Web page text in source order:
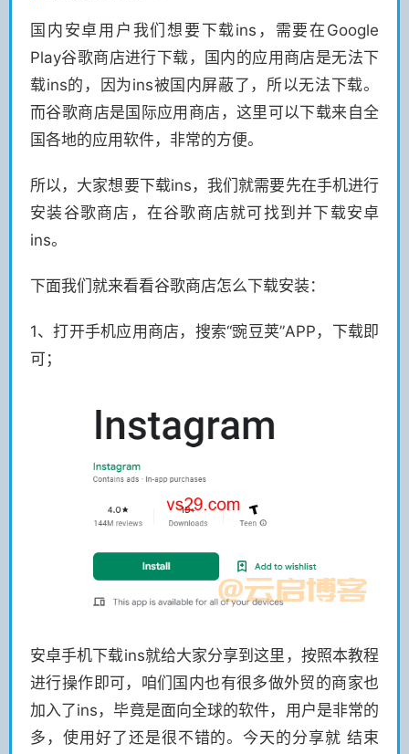
国内安卓用户我们想要下载ins，需要在Google
Play谷歌商店进行下载，国内的应用商店是无法下
载ins的，因为ins被国内屏蔽了，所以无法下载。
而谷歌商店是国际应用商店，这里可以下载来自全
国各地的应用软件，非常的方便。
所以，大家想要下载ins，我们就需要先在手机进行
安装谷歌商店，在谷歌商店就可找到并下载安卓
ins。
下面我们就来看看谷歌商店怎么下载安装：
1、打开手机应用商店，搜索“豌豆荚”APP，下载即
可；
安卓手机下载ins就给大家分享到这里，按照本教程
进行操作即可，咱们国内也有很多做外贸的商家也
加入了ins，毕竟是面向全球的软件，用户是非常的
多，使用好了还是很不错的。今天的分享就 结束